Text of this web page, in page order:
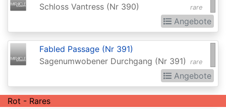
Legends
Commander
Battle
for
rare
Schloss Vantress (Nr 390)
Angebote
rare
Fabled Passage (Nr 391)
Sagenumwobener Durchgang (Nr 391)
Angebote
Rot - Rares